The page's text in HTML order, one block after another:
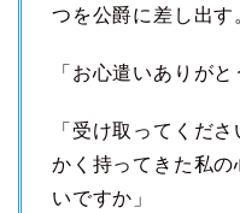
つを公爵に差し出す
「お心遣いありが
「受け取ってくだ
かく持ってきた私
いですか」